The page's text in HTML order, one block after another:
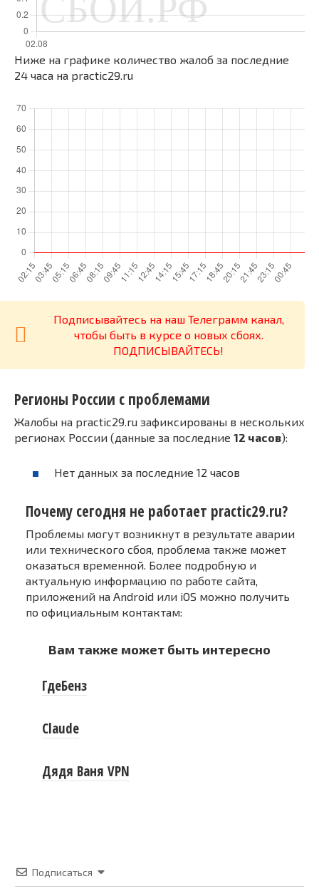
Ниже на графике количество жалоб за последние
24 часа на practic29.ru
Подписывайтесь на наш Телеграмм канал,
чтобы быть в курсе о новых сбоях.
ПОДПИСЫВАЙТЕСЬ!
Регионы России с проблемами
Жалобы на practic29.ru зафиксированы в нескольких
регионах России (данные за последние 12 часов):
Нет данных за последние 12 часов
Почему сегодня не работает practic29.ru?
Проблемы могут возникнут в результате аварии
или технического сбоя, проблема также может
оказаться временной. Более подробную и
актуальную информацию по работе сайта,
приложений на Android или iOS можно получить
по официальным контактам:
Вам также может быть интересно
ГдеБенз
Claude
Дядя Ваня VPN
Подписаться